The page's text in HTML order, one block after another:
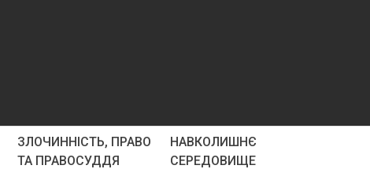
ЗЛОЧИННІСТЬ, ПРАВО
ТА ПРАВОСУДДЯ
НАВКОЛИШНЄ
СЕРЕДОВИЩЕ